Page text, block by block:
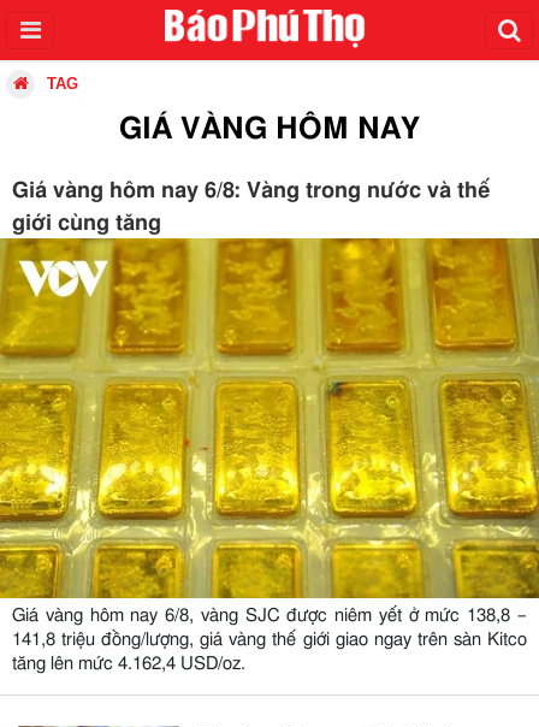
TAG
GIÁ VÀNG HÔM NAY
Giá vàng hôm nay 6/8: Vàng trong nước và thế
giới cùng tăng
Giá vàng hôm nay 6/8, vàng SJC được niêm yết ở mức 138,8 –
141,8 triệu đồng/lượng, giá vàng thế giới giao ngay trên sàn Kitco
tăng lên mức 4.162,4 USD/oz.